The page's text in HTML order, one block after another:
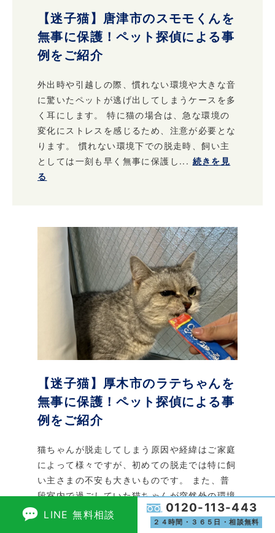
【迷子猫】唐津市のスモモくんを
無事に保護！ペット探偵による事
例をご紹介
外出時や引越しの際、慣れない環境や大きな音
に驚いたペットが逃げ出してしまうケースを多
く耳にします。 特に猫の場合は、急な環境の
変化にストレスを感じるため、注意が必要とな
ります。 慣れない環境下での脱走時、飼い主
としては一刻も早く無事に保護し... 続きを見
る
【迷子猫】厚木市のラテちゃんを
無事に保護！ペット探偵による事
例をご紹介
猫ちゃんが脱走してしまう原因や経緯はご家庭
によって様々ですが、初めての脱走では特に飼
い主さまの不安も大きいものです。 また、普
段室内で過ごしていた猫ちゃんが突然外の環境
に出てしまうことで、身を隠して動かなくなっ
てしまうケースも少なくありませ...続きを見
LINE 無料相談 0120-113-443
２４時間・３６５日・相談無料